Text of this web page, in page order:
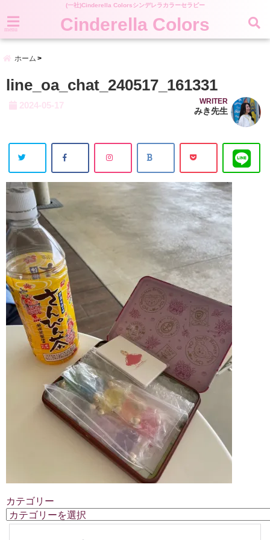
(一社)Cinderella Colorsシンデレラカラーセラピー
menu Cinderella Colors
ホーム
line_oa_chat_240517_161331
2024-05-17 WRITER
みき先生
カテゴリー
カ
テ